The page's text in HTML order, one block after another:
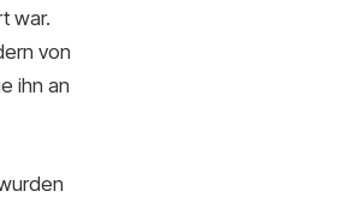
war.
von
ihn an